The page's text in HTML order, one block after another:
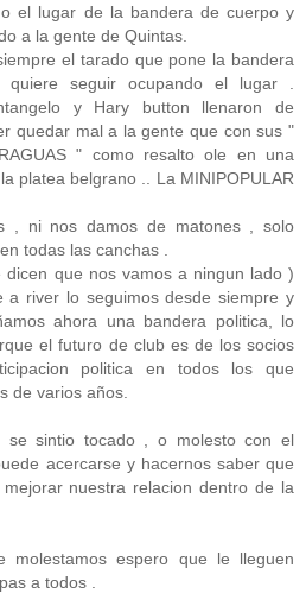
el lugar de la bandera de cuerpo y
a la gente de Quintas.
el tarado que pone la bandera
seguir ocupando el lugar .
y Hary button llenaron de
quedar mal a la gente que con sus "
" como resalto ole en una
platea belgrano .. La MINIPOPULAR
, ni nos damos de matones , solo
todas las canchas .
que nos vamos a ningun lado )
a river lo seguimos desde siempre y
ahora una bandera politica, lo
el futuro de club es de los socios
politica en todos los que
de varios años.
se sintio tocado , o molesto con el
acercarse y hacernos saber que
nuestra relacion dentro de la
molestamos espero que le lleguen
a todos .